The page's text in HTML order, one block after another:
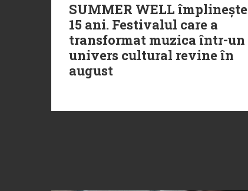
SUMMER WELL împlinește
15 ani. Festivalul care a
transformat muzica într-un
univers cultural revine în
august